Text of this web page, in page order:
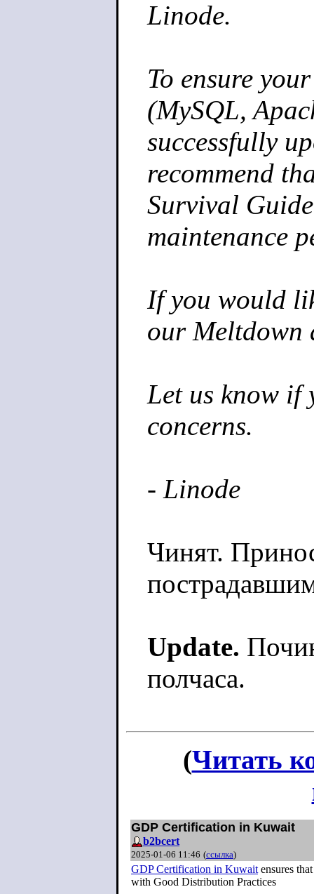
Linode.
To ensure
(MySQL,
successfully
recommend
Survival
maintenance
If you would
our Meltdown
Let us know if
concerns.
- Linode
Чинят.
Update.
полчаса.
(Читать
GDP Certification in Kuwait
b2bcert
2025-01-06 11:46 (ссылка)
GDP Certification in Kuwait ensures
with Good Distribution Practices